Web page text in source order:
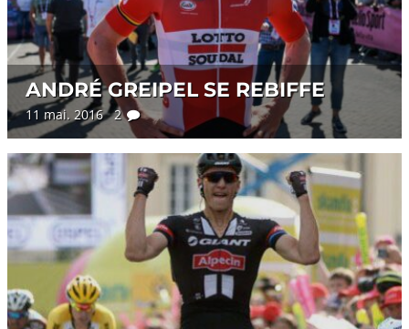
ANDRÉ GREIPEL SE REBIFFE
11 mai. 2016 2